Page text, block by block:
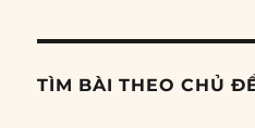
TÌM BÀI THEO CHỦ